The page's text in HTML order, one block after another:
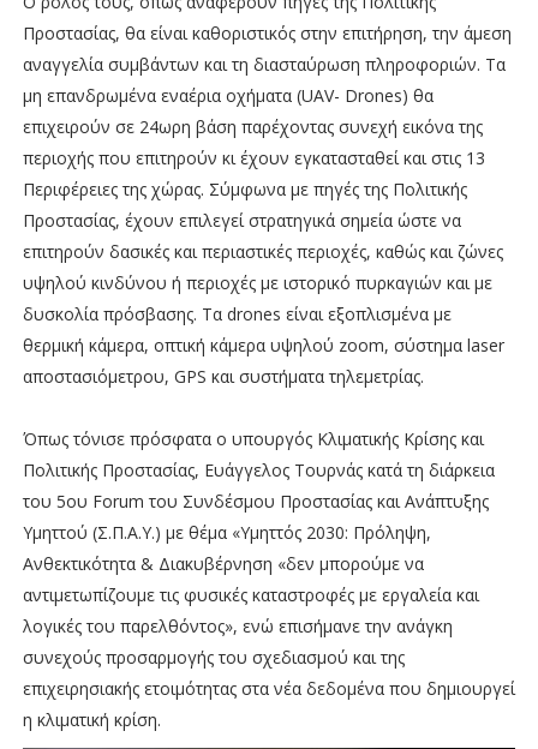
Προστασίας, θα είναι καθοριστικός στην επιτήρηση, την άμεση
αναγγελία συμβάντων και τη διασταύρωση πληροφοριών. Τα
μη επανδρωμένα εναέρια οχήματα (UAV- Drones) θα
επιχειρούν σε 24ωρη βάση παρέχοντας συνεχή εικόνα της
περιοχής που επιτηρούν κι έχουν εγκατασταθεί και στις 13
Περιφέρειες της χώρας. Σύμφωνα με πηγές της Πολιτικής
Προστασίας, έχουν επιλεγεί στρατηγικά σημεία ώστε να
επιτηρούν δασικές και περιαστικές περιοχές, καθώς και ζώνες
υψηλού κινδύνου ή περιοχές με ιστορικό πυρκαγιών και με
δυσκολία πρόσβασης. Τα drones είναι εξοπλισμένα με
θερμική κάμερα, οπτική κάμερα υψηλού zoom, σύστημα laser
αποστασιόμετρου, GPS και συστήματα τηλεμετρίας.
Όπως τόνισε πρόσφατα ο υπουργός Κλιματικής Κρίσης και
Πολιτικής Προστασίας, Ευάγγελος Τουρνάς κατά τη διάρκεια
του 5ου Forum του Συνδέσμου Προστασίας και Ανάπτυξης
Υμηττού (Σ.Π.Α.Υ.) με θέμα «Υμηττός 2030: Πρόληψη,
Ανθεκτικότητα & Διακυβέρνηση «δεν μπορούμε να
αντιμετωπίζουμε τις φυσικές καταστροφές με εργαλεία και
λογικές του παρελθόντος», ενώ επισήμανε την ανάγκη
συνεχούς προσαρμογής του σχεδιασμού και της
επιχειρησιακής ετοιμότητας στα νέα δεδομένα που δημιουργεί
η κλιματική κρίση.